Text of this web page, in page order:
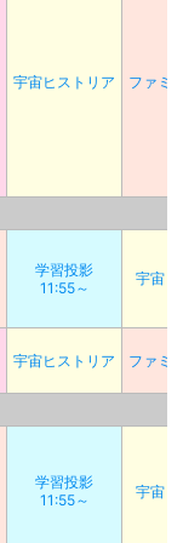
宇宙ヒストリア ファミ
学習投影
11:55～
宇宙
宇宙ヒストリア ファミ
学習投影
11:55～
宇宙